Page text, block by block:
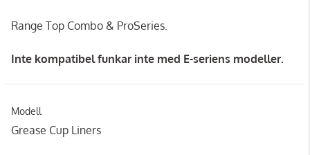
Range Top Combo & ProSeries.
Inte kompatibel funkar inte med E-seriens modeller.
Modell
Grease Cup Liners